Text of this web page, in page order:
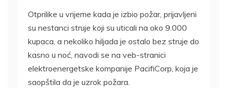
Otprilike u vrijeme kada je izbio požar, prijavljeni
su nestanci struje koji su uticali na oko 9.000
kupaca, a nekoliko hiljada je ostalo bez struje do
kasno u noć, navodi se na veb-stranici
elektroenergetske kompanije PacifiCorp, koja je
saopštila da je uzrok požara.